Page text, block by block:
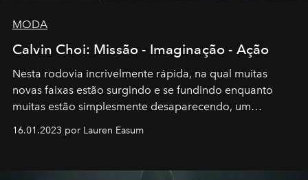
MODA
Calvin Choi: Missão - Imaginação - Ação
Nesta rodovia incrivelmente rápida, na qual muitas
novas faixas estão surgindo e se fundindo enquanto
muitas estão simplesmente desaparecendo, um
transportador AMTD abrindo caminho para muitos
por propósitos, com um claro senso de missão na vida e
16.01.2023 por Lauren Easum